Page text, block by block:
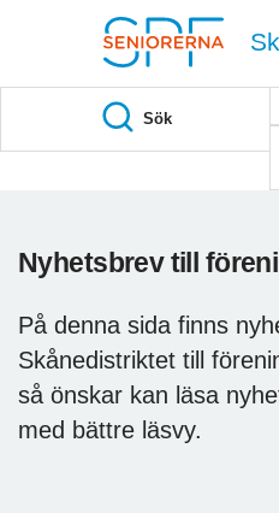
Sök
Nyhetsbrev till
På denna sida finns
Skånedistriktet till
så önskar kan läsa
med bättre läsvy.